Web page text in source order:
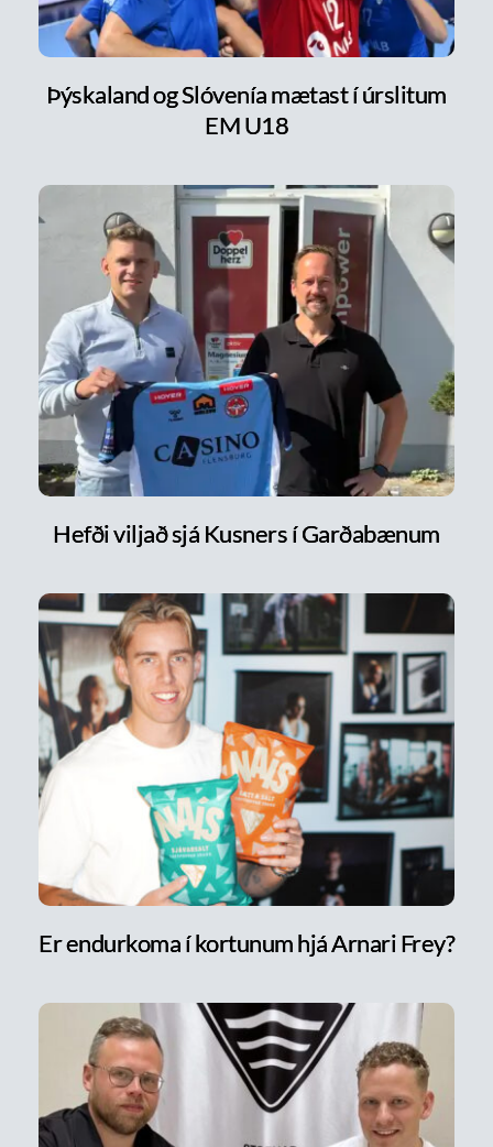
Þýskaland og Slóvenía mætast í úrslitum
EM U18
Hefði viljað sjá Kusners í Garðabænum
Er endurkoma í kortunum hjá Arnari Frey?